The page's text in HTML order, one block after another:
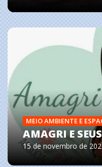
MEIO AMBIENTE E
AMAGRI E
15 de novembro de